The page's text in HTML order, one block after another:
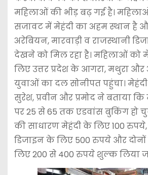
महिलाओं की भीड़ बढ़ गई है।
सजावट में मेहंदी का अहम स्थान है
अरेबियन, मारवाड़ी व राजस्थानी
देखने को मिल रहा है। महिलाओं को
लिए उत्तर प्रदेश के आगरा, मथुरा
युवाओं का दल सोनीपत पहुंचा।
सुरेश, प्रवीन और प्रमोद ने बताया
पर 25 से 65 तक एडवांस बुकिंग हो
की साधारण मेहंदी के लिए 100
डिजाइन के लिए 500 रुपये और दोनों
लिए 200 से 400 रुपये शुल्क लिया जा